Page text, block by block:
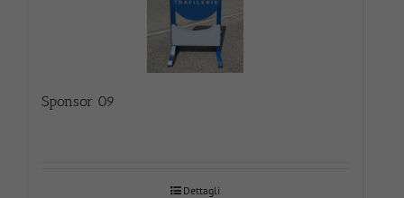
Sponsor 09
Dettagli